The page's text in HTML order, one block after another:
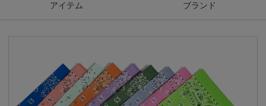
アイテム ブランド